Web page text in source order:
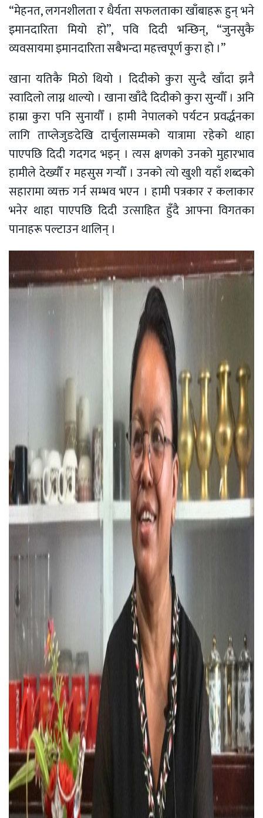
“मेहनत, लगनशीलता र धैर्यता सफलताका खाँबाहरू हुन् भने
इमानदारिता मियो हो”, पवि दिदी भन्छिन्, “जुनसुकै
व्यवसायमा इमानदारिता सबैभन्दा महत्त्वपूर्ण कुरा हो ।”
खाना यतिकै मिठो थियो । दिदीको कुरा सुन्दै खाँदा झनै
स्वादिलो लाग्न थाल्यो । खाना खाँदै दिदीको कुरा सुन्यौँ । अनि
हाम्रा कुरा पनि सुनायौँ । हामी नेपालको पर्यटन प्रवर्द्धनका
लागि ताप्लेजुङदेखि दार्चुलासम्मको यात्रामा रहेको थाहा
पाएपछि दिदी गदगद भइन् । त्यस क्षणको उनको मुहारभाव
हामीले देख्यौँ र महसुस गर्‍यौँ । उनको त्यो खुशी यहाँ शब्दको
सहारामा व्यक्त गर्न सम्भव भएन । हामी पत्रकार र कलाकार
भनेर थाहा पाएपछि दिदी उत्साहित हुँदै आफ्ना विगतका
पानाहरू पल्टाउन थालिन् ।